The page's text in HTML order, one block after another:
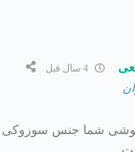
4 سال قبل
شما جنس سوزوکی